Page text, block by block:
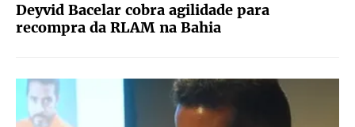
Deyvid Bacelar cobra agilidade para
recompra da RLAM na Bahia